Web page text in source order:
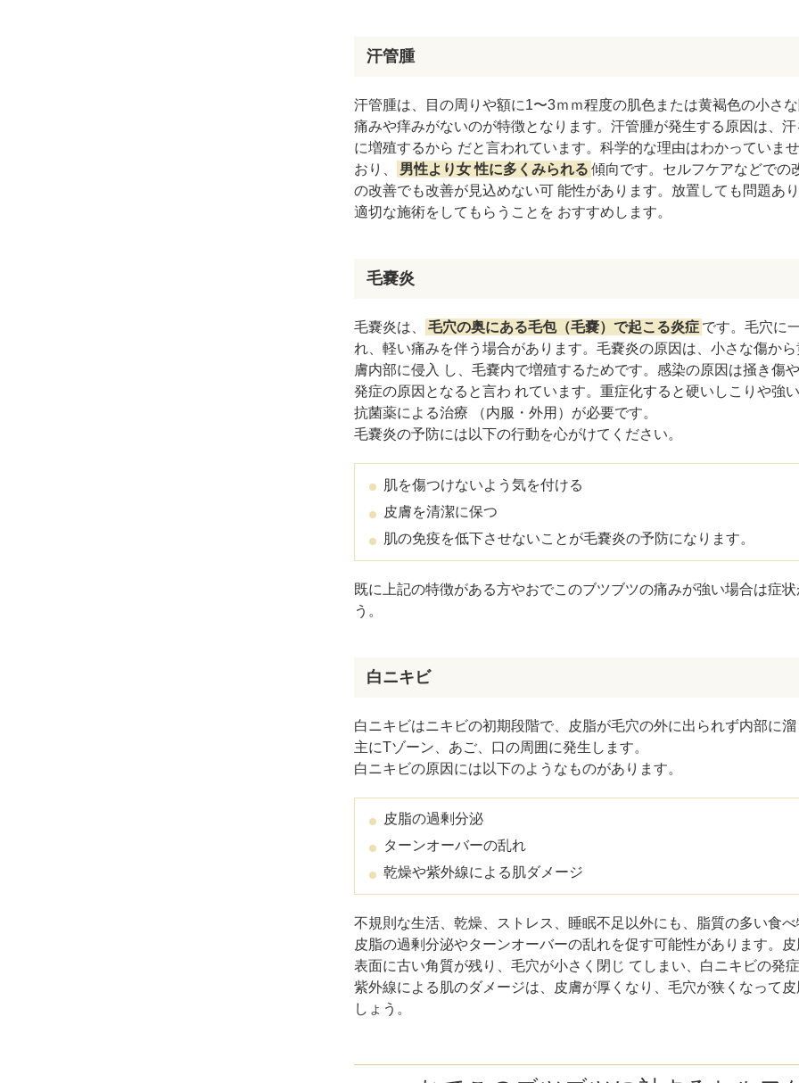
汗管腫
汗管腫は、目の周りや額に1〜3ｍｍ程度の肌色または黄褐色の小さ
痛みや痒みがないのが特徴となります。汗管腫が発生する原因は、
に増殖するから だと言われています。科学的な理由はわかっていま
おり、
男性より女 性に多くみられる 傾向です。セルフケアなどでの
の改善でも改善が見込めない可 能性があります。放置しても問題あ
適切な施術をしてもらうことを おすすめします。
毛嚢炎
毛嚢炎は、 毛穴の奥にある毛包（毛嚢）で起こる炎症 です。毛穴に
れ、軽い痛みを伴う場合があります。毛嚢炎の原因は、小さな傷か
膚内部に侵入 し、毛嚢内で増殖するためです。感染の原因は掻き傷
発症の原因となると言わ れています。重症化すると硬いしこりや強
抗菌薬による治療 （内服・外用）が必要です。
毛嚢炎の予防には以下の行動を心がけてください。
肌を傷つけないよう気を付ける
皮膚を清潔に保つ
肌の免疫を低下させないことが毛嚢炎の予防になります。
既に上記の特徴がある方やおでこのブツブツの痛みが強い場合は症
う。
白ニキビ
白ニキビはニキビの初期段階で、皮脂が毛穴の外に出られず内部に溜
主にTゾーン、あご、口の周囲に発生します。
白ニキビの原因には以下のようなものがあります。
皮脂の過剰分泌
ターンオーバーの乱れ
乾燥や紫外線による肌ダメージ
不規則な生活、乾燥、ストレス、睡眠不足以外にも、脂質の多い食
皮脂の過剰分泌やターンオーバーの乱れを促す可能性があります。
表面に古い角質が残り、毛穴が小さく閉じ てしまい、白ニキビの発
紫外線による肌のダメージは、皮膚が厚くなり、毛穴が狭くなって
しょう。